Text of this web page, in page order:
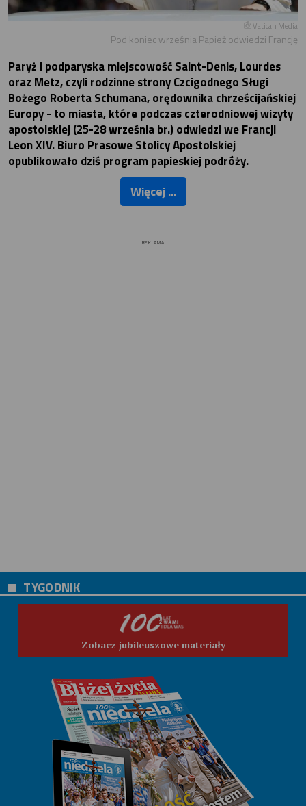
Vatican Media
Pod koniec września Papież odwiedzi Francję
Paryż i podparyska miejscowość Saint-Denis, Lourdes
oraz Metz, czyli rodzinne strony Czcigodnego Sługi
Bożego Roberta Schumana, orędownika chrześcijańskiej
Europy - to miasta, które podczas czterodniowej wizyty
apostolskiej (25-28 września br.) odwiedzi we Francji
Leon XIV. Biuro Prasowe Stolicy Apostolskiej
opublikowało dziś program papieskiej podróży.
Więcej ...
REKLAMA
TYGODNIK
Zobacz jubileuszowe materiały